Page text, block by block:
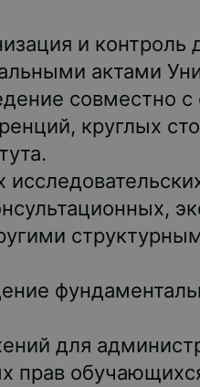
и контроль
актами
совместно
круглых
для
прав